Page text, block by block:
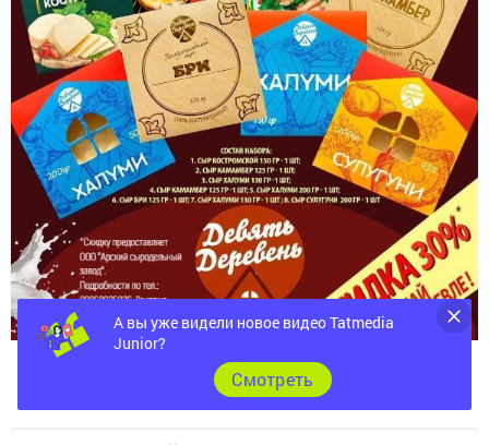
А вы уже видели новое видео Tatmedia
Junior?
Cмотреть